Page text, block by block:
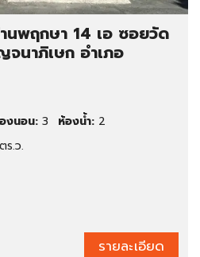
นพฤกษา 14 เอ ซอยวัด
นาภิเษก อำเภอ
งนอน: 3 ห้องน้ำ: 2
ร.ว.
รายละเอียด